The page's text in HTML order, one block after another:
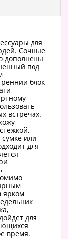
для
Сочные
дополнены
под
блок
встречах.
сумке или
для
ярком
для
время.